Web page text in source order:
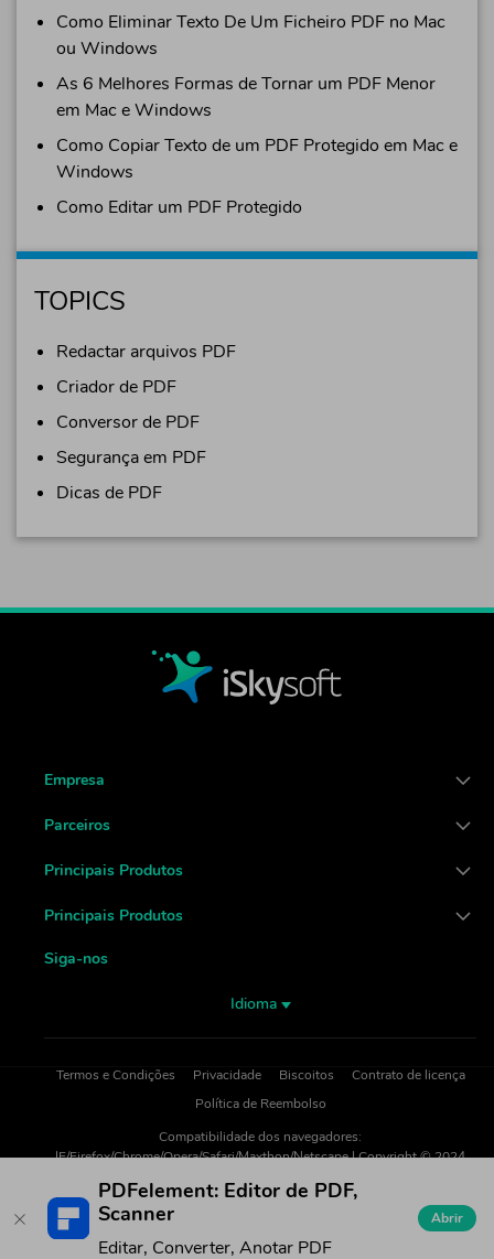
PDFelement: Editor de PDF,
Scanner
Editar, Converter, Anotar PDF
Abrir
Como Eliminar Texto De Um Ficheiro PDF no Mac
ou Windows
As 6 Melhores Formas de Tornar um PDF Menor
em Mac e Windows
Como Copiar Texto de um PDF Protegido em Mac e
Windows
Como Editar um PDF Protegido
TOPICS
Redactar arquivos PDF
Criador de PDF
Conversor de PDF
Segurança em PDF
Dicas de PDF
Empresa
Parceiros
Principais Produtos
Principais Produtos
Siga-nos
Idioma
Termos e Condições Privacidade Biscoitos
Contrato de licença
Política de Reembolso
Compatibilidade dos navegadores:
IE/Firefox/Chrome/Opera/Safari/Maxthon/Netscape | Copyright © 2024